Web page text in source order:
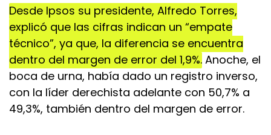
Desde Ipsos su presidente, Alfredo Torres,
explicó que las cifras indican un “empate
técnico”, ya que, la diferencia se encuentra
dentro del margen de error del 1,9%. Anoche, el
boca de urna, había dado un registro inverso,
con la líder derechista adelante con 50,7% a
49,3%, también dentro del margen de error.